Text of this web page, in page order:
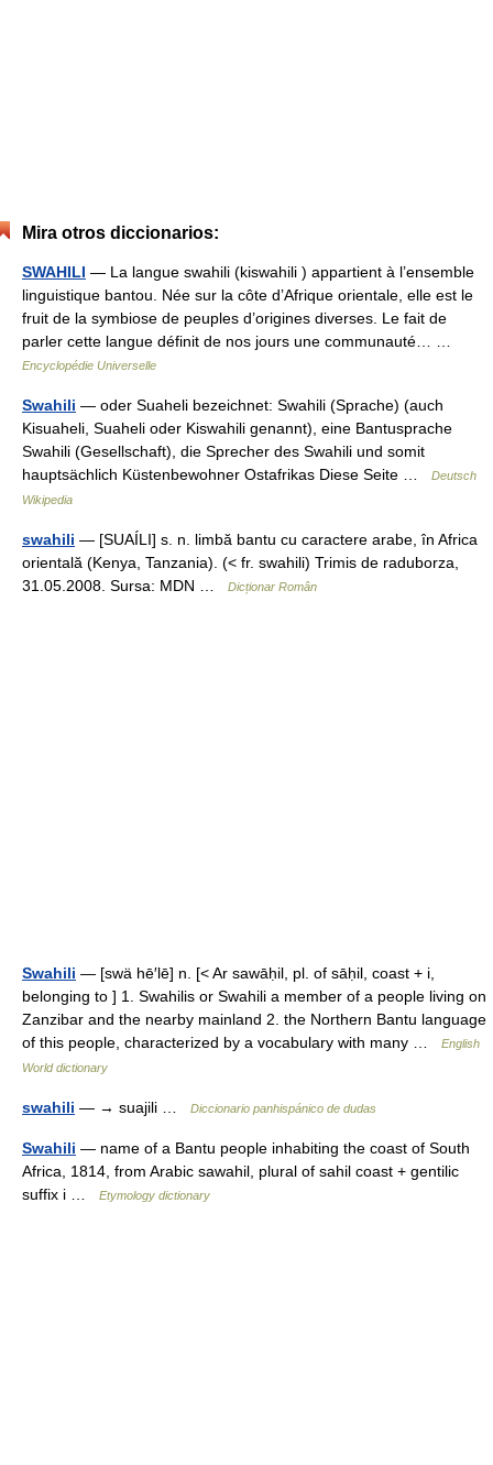
Mira otros diccionarios:
SWAHILI — La langue swahili (kiswahili ) appartient à l’ensemble
linguistique bantou. Née sur la côte d’Afrique orientale, elle est le
fruit de la symbiose de peuples d’origines diverses. Le fait de
parler cette langue définit de nos jours une communauté… …
Encyclopédie Universelle
Swahili — oder Suaheli bezeichnet: Swahili (Sprache) (auch
Kisuaheli, Suaheli oder Kiswahili genannt), eine Bantusprache
Swahili (Gesellschaft), die Sprecher des Swahili und somit
hauptsächlich Küstenbewohner Ostafrikas Diese Seite …
Deutsch
Wikipedia
swahili — [SUAÍLI] s. n. limbă bantu cu caractere arabe, în Africa
orientală (Kenya, Tanzania). (< fr. swahili) Trimis de raduborza,
31.05.2008. Sursa: MDN …
Dicționar Român
Swahili — [swä hē′lē] n. [< Ar sawāḥil, pl. of sāḥil, coast + i,
belonging to ] 1. Swahilis or Swahili a member of a people living on
Zanzibar and the nearby mainland 2. the Northern Bantu language
of this people, characterized by a vocabulary with many …
English
World dictionary
swahili — → suajili … Diccionario panhispánico de dudas
Swahili — name of a Bantu people inhabiting the coast of South
Africa, 1814, from Arabic sawahil, plural of sahil coast + gentilic
suffix i …
Etymology dictionary